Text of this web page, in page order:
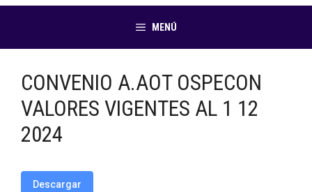
MENÚ
CONVENIO A.AOT OSPECON
VALORES VIGENTES AL 1 12
2024
Descargar